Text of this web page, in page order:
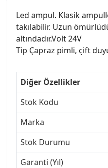
Led ampul. Klasik
takılabilir. Uzun
altındadır.Volt 24V
Tip Çapraz pimli, çift
Diğer Özellikler
Stok Kodu
Marka
Stok Durumu
Garanti (Yıl)